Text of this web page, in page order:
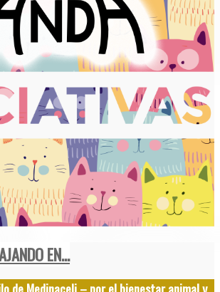
EN...